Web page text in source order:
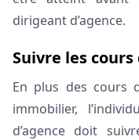
dirigeant d’agence.
Suivre les
En plus des cours
immobilier,
d’agence doit